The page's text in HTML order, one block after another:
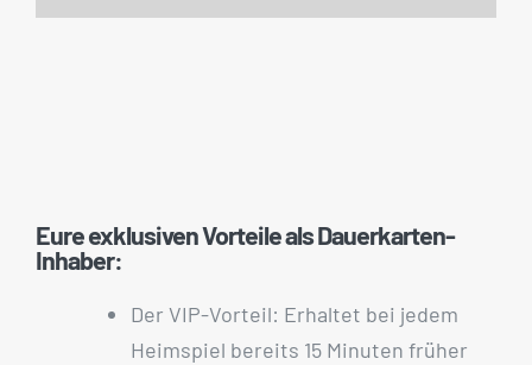
Eure exklusiven Vorteile als Dauerkarten-
Inhaber:
⁠Der VIP-Vorteil: Erhaltet bei jedem
Heimspiel bereits 15 Minuten früher